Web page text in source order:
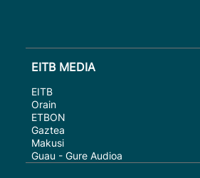
EITB MEDIA
EITB
Orain
ETBON
Gaztea
Makusi
Guau - Gure Audioa